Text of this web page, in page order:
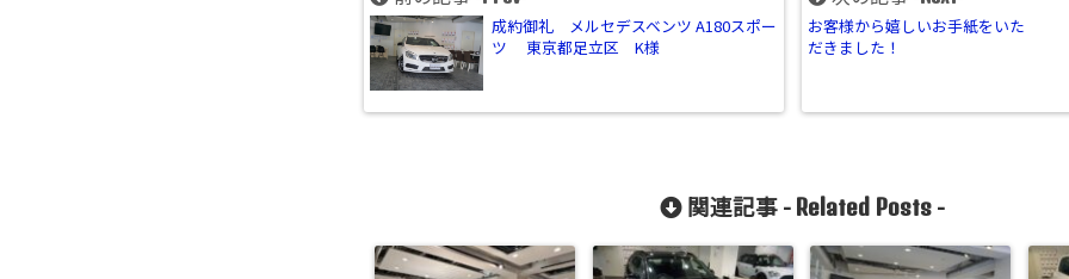
成約御礼 メルセデスベンツ A180スポー
ツ 東京都足立区 K様
お客様から嬉しいお手紙をいた
だきました！
関連記事 - Related Posts-